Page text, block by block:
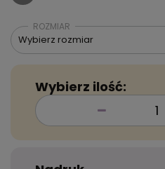
ROZMIAR
Wybierz rozmiar
Wybierz ilość: